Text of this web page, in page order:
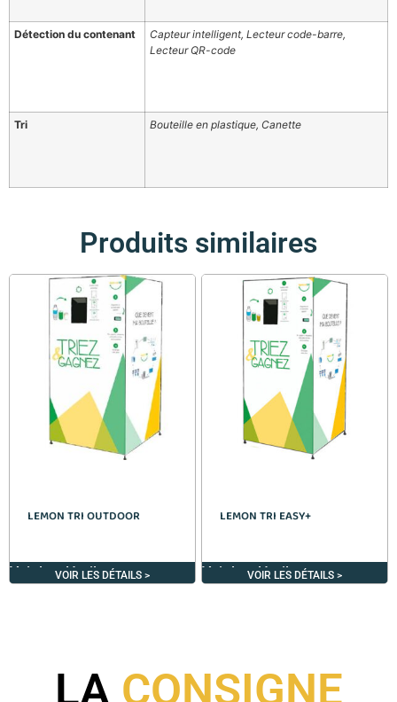
Détection du contenant
Capteur intelligent, Lecteur code-barre,
Lecteur QR-code
Tri Bouteille en plastique, Canette
Produits similaires
LEMON TRI OUTDOOR
VOIR LES DÉTAILS >
Voir les détails >
LEMON TRI EASY+
VOIR LES DÉTAILS >
Voir les détails >
LA CONSIGNE